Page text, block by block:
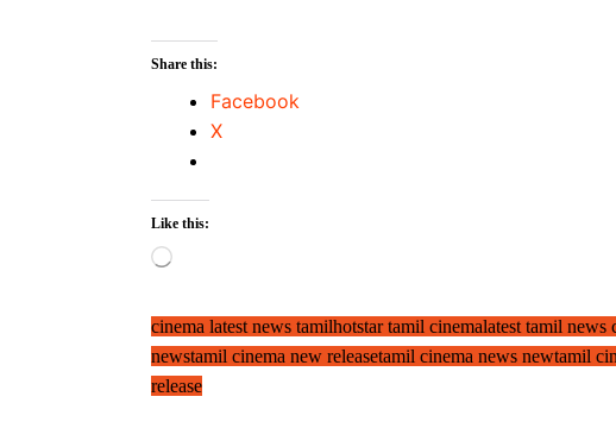
Share this:
Facebook
X
Like this:
Loading…
cinema latest news tamilhotstar tamil cinemalatest tamil news
newstamil cinema new releasetamil cinema news newtamil
release